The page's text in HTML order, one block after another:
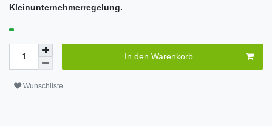
Kleinunternehmerregelung.
In den Warenkorb
Wunschliste